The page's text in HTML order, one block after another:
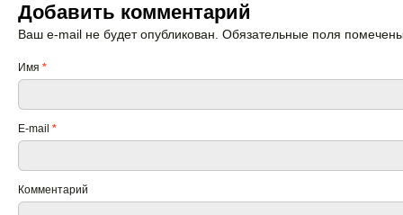
Добавить комментарий
Ваш e-mail не будет опубликован. Обязательные поля
Имя *
E-mail *
Комментарий